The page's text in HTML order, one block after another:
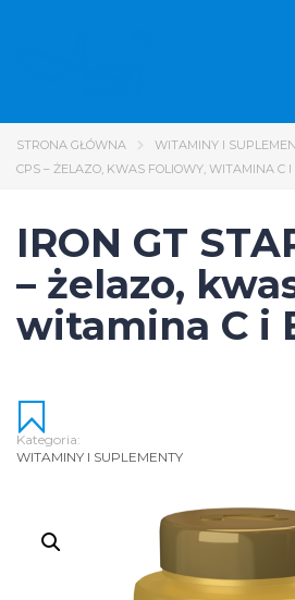
STRONA GŁÓWNA WITAMINY I
CPS – ŻELAZO, KWAS FOLIOWY, WITAMINA C I
IRON GT
– żelazo,
witamina C i
Kategoria:
WITAMINY I SUPLEMENTY